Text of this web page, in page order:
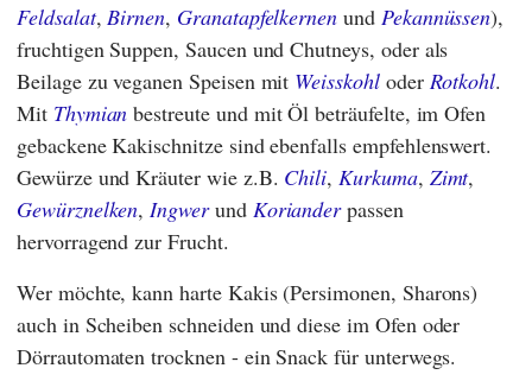
Feldsalat,Birnen, Granatapfelkernen und Pekannüssen),
fruchtigen Suppen, Saucen und Chutneys, oder als
Beilage zu veganen Speisen mit Weisskohloder Rotkohl.
Mit Thymian bestreute und mit Öl beträufelte, im Ofen
gebackene Kakischnitze sind ebenfalls empfehlenswert.
Gewürze und Kräuter wie z.B. Chili,Kurkuma, Zimt,
Gewürznelken,Ingwerund Korianderpassen
hervorragend zur Frucht.
Wer möchte, kann harte Kakis (Persimonen, Sharons)
auch in Scheiben schneiden und diese im Ofen oder
Dörrautomaten trocknen - ein Snack für unterwegs.